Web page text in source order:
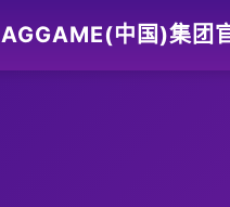
AGGAME(中国)集团